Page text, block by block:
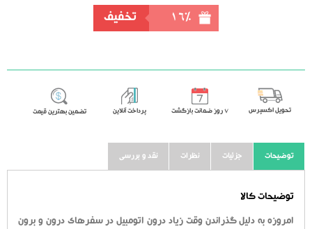
خرید
16% تخفیف
تحویل اکسپرس ٧ روز ضمانت بازگشت پرداخت آنلاین تضمین بهترین قیمت
توضیحات جزئیات نظرات نقد و بررسی
توضیحات کالا
امروزه به دلیل گذراندن وقت زیاد درون اتومبیل در سفرهای درون و برون